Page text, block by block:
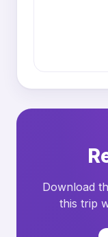
Download
this trip